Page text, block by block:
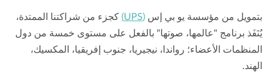
من مؤسسة يو بي إس
كجزء من شراكتنا الممتدة،
برنامج "عالمها، صوتها" بالفعل على مستوى خمسة من دول
الأعضاء؛ رواندا، نيجيريا، جنوب إفريقيا، المكسيك،